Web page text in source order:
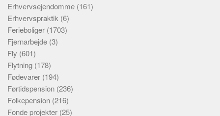
Erhvervsejendomme (161)
Erhvervspraktik (6)
Ferieboliger (1703)
Fjernarbejde (3)
Fly (601)
Flytning (178)
Fødevarer (194)
Førtidspension (236)
Folkepension (216)
Fonde projekter (25)